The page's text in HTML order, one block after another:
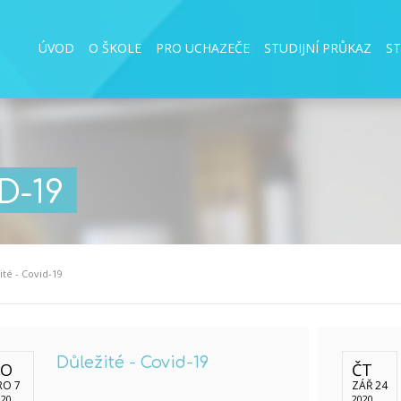
ÚVOD O ŠKOLE PRO UCHAZEČE STUDIJNÍ PRŮKAZ
19
- Covid-19
7
Důležité - Covid-19 ČT
ZÁŘ 24